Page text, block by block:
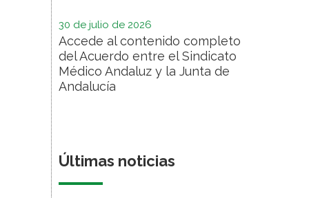
30 de julio de 2026
Accede al contenido completo
del Acuerdo entre el Sindicato
Médico Andaluz y la Junta de
Andalucía
Últimas noticias